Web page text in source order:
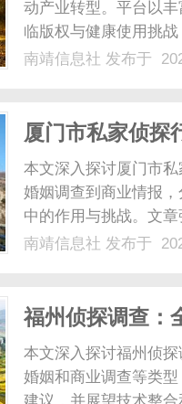
动产业转型。平台以
临版权与健康使用挑
南靖信息社 发布于
厦门市私家侦探
织的角落
本文深入探讨厦门市
婚姻调查到商业情报
中的作用与挑战。文
势，为读者提供全面
南靖信息社 发布于
福州侦探调查：
战与社会价值洞
本文深入探讨福州侦
婚姻和商业调查等类